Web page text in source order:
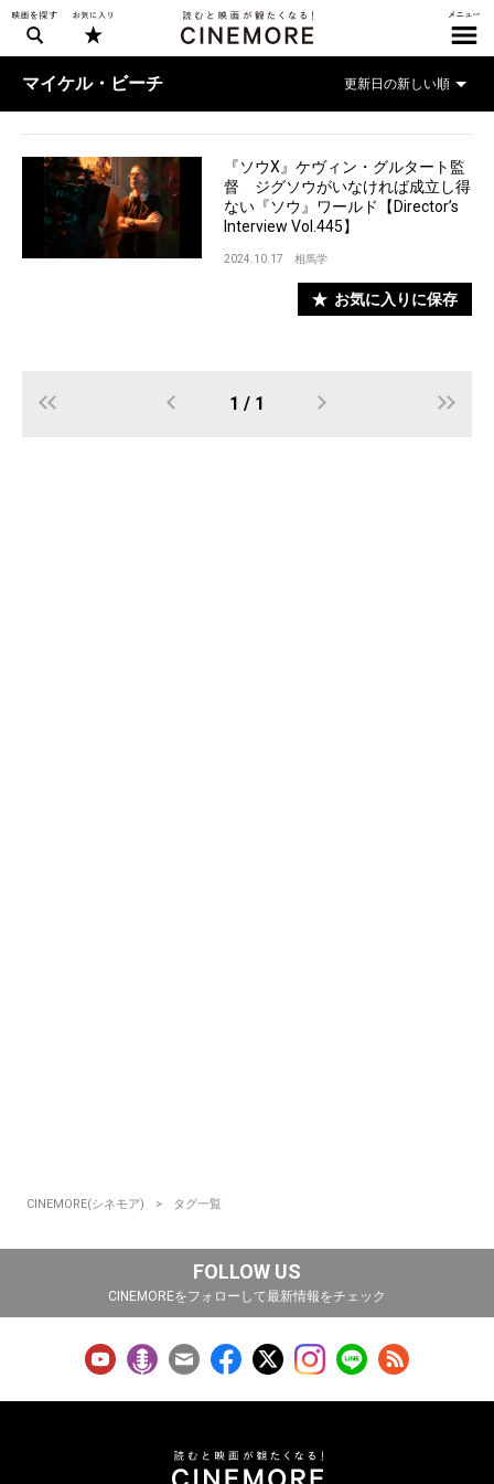
マイケル・ビーチ
『ソウX』ケヴィン・グルタート監
督 ジグソウがいなければ成立し得
ない『ソウ』ワールド【Director’s
Interview Vol.445】
2024.10.17 相馬学
お気に入りに保存
1 / 1
CINEMORE(シネモア) タグ一覧
FOLLOW US
CINEMOREをフォローして最新情報をチェック